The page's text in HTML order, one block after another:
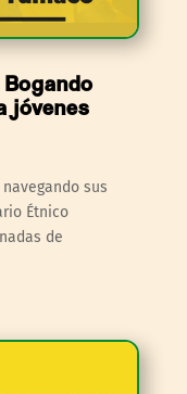
jóvenes
sus
Étnico
de